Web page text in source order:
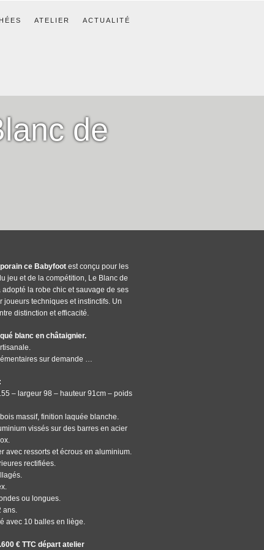
ATELIER ACTUALITÉ
de
ce Babyfoot est conçu pour les
jeu et de la compétition, Le Blanc de
adopté la robe chic et sauvage de ses
joueurs techniques et instinctifs. Un
distinction et efficacité.
blanc en châtaignier.
sur demande …
– largeur 98 – hauteur 91cm – poids
massif, finition laquée blanche.
vissés sur des barres en acier
avec ressorts et écrous en aluminium.
rectifiées.
ou longues.
ans.
avec 10 balles en liège.
€ TTC départ atelier